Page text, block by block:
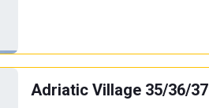
Adriatic Village 35/36/37